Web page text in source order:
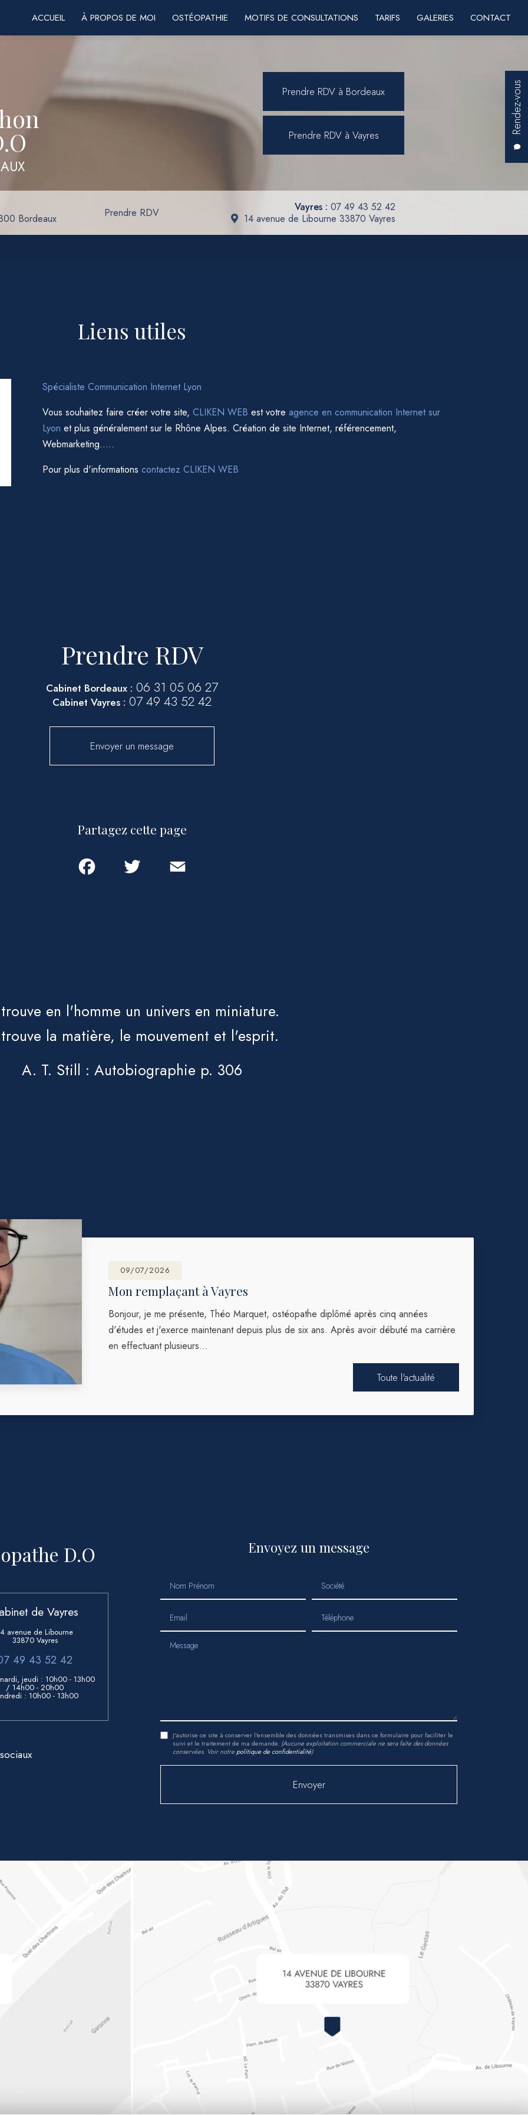
Rendez-vous
ACCUEIL À PROPOS DE MOI OSTÉOPATHIE MOTIFS DE CONSULTATIONS TARIFS GALERIES CONTACT
Prendre RDV à Bordeaux
Prendre RDV à Vayres
Prendre RDV
Bordeaux
Vayres : 07 49 43 52 42
14 avenue de Libourne 33870 Vayres
Liens utiles
Spécialiste Communication Internet Lyon
Vous souhaitez faire créer votre site,CLIKEN WEB est votreagence en communication Internet sur
Lyon et plus généralement sur le Rhône Alpes. Création de site Internet, référencement,
Webmarketing…..
Pour plus d'informationscontactez CLIKEN WEB
Prendre RDV
Cabinet Bordeaux : 06 31 05 06 27
Cabinet Vayres : 07 49 43 52 42
Envoyer un message
Partagez cette page
trouve en l'homme un univers en miniature.
trouve la matière, le mouvement et l'esprit.
A. T. Still : Autobiographie p. 306
09/07/2026
Mon remplaçant à Vayres
Bonjour, je me présente, Théo Marquet, ostéopathe diplômé après cinq années
d'études et j'exerce maintenant depuis plus de six ans. Après avoir débuté ma carrière
en effectuant plusieurs…
Toute l'actualité
D.O
de Vayres
avenue de Libourne
33870 Vayres
49 43 52 42
jeudi : 10h00 - 13h00
/ 14h00 - 20h00
: 10h00 - 13h00
Envoyez un message
Nom Prénom Société
Email Téléphone
Message
J'autorise ce site à conserver l'ensemble des données transmises dans ce formulaire pour faciliter le
suivi et le traitement de ma demande. (Aucune exploitation commerciale ne sera faite des données
conservées. Voir notrepolitique de confidentialité)